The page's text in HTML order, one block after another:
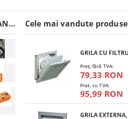
Echipamente pentru SISTEME ANTIINCENDIU Cele mai vandute produse
Preţ, fără TVA:
79,33 RON
Pret, cu TVA:
95,99 RON